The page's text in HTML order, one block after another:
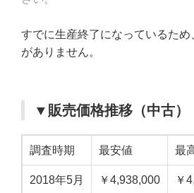
すでに生産終了になっているた
がありません。
▼販売価格推移（中古）
調査時期 最安値 最
2018年5月 ￥4,938,000 ￥